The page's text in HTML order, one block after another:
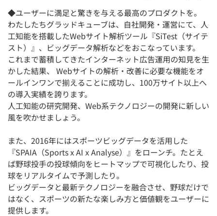
◆ユーザーに満足と驚きを与える最高のプロダクトを。
わたしたちグラッドキューブは、自社開発・運営にて、人
工知能を搭載したWebサイト解析ツール『SiTest（サイテ
スト）』、ビッグデータ解析などをおこなっています。
これまで蓄積してきたインターネット広告運用の知見を生
かした結果、 Webサイトの解析・改善に必要な機能をオ
ールインワンで揃えることに成功し、100万サイト以上へ
の導入実績を誇ります。
人工知能の研究開発、Web系テクノロジーの開発に新しい
風を吹かせましょう。
また、2016年にはスポーツビッグデータを活用した
『SPAIA（Sports x AI x Analyse）』をローンチ。たとえ
ば野球投手の投球傾向をヒートマップで可視化したり、投
球をリアルタイムで予測したり。
ビッグデータと最新テクノロジーを融合させ、野球だけで
はなく、スポーツの新たな楽しみ方と価値観をユーザーに
提供します。